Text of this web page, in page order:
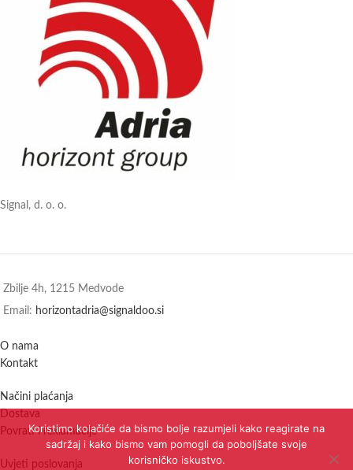
Signal, d. o. o.
Zbilje 4h, 1215 Medvode
Email: horizontadria@signaldoo.si
O nama
Kontakt
Načini plaćanja
Dostava
Povrati i reklamacije
Uvjeti poslovanja
Koristimo kolačiće da bismo bolje razumjeli kako reagirate na
sadržaj i kako bismo vam pomogli da poboljšate svoje
korisničko iskustvo.